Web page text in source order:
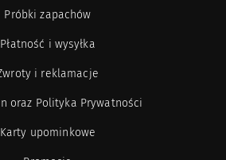
Próbki zapachów
Płatność i wysyłka
Zwroty i reklamacje
Regulamin oraz Polityka Prywatności
Karty upominkowe